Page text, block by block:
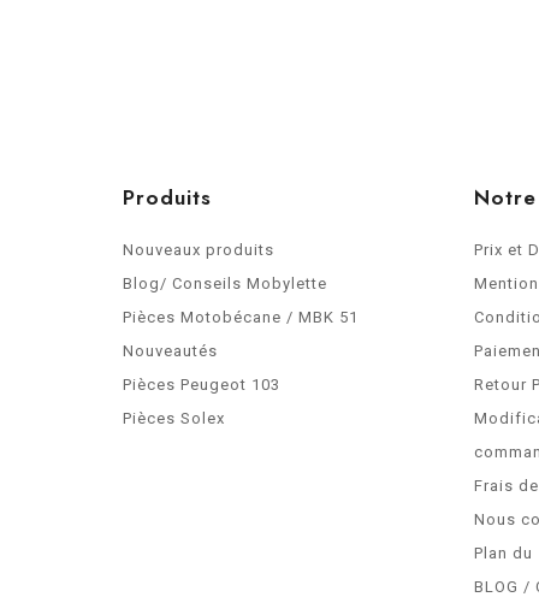
Produits
Nouveaux produits
Blog/ Conseils Mobylette
Pièces Motobécane / MBK 51
Nouveautés
Pièces Peugeot 103
Pièces Solex
Prix et
Retour
Frais
Nous
Plan du
BLOG /